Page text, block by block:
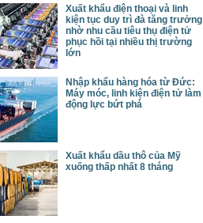
Xuất khẩu điện thoại và linh
kiện tục duy trì đà tăng trưởng
nhờ nhu cầu tiêu thụ điện tử
phục hồi tại nhiều thị trường
lớn
Nhập khẩu hàng hóa từ Đức:
Máy móc, linh kiện điện tử làm
động lực bứt phá
Xuất khẩu dầu thô của Mỹ
xuống thấp nhất 8 tháng